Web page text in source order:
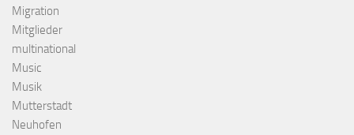
Migration
Mitglieder
multinational
Music
Musik
Mutterstadt
Neuhofen